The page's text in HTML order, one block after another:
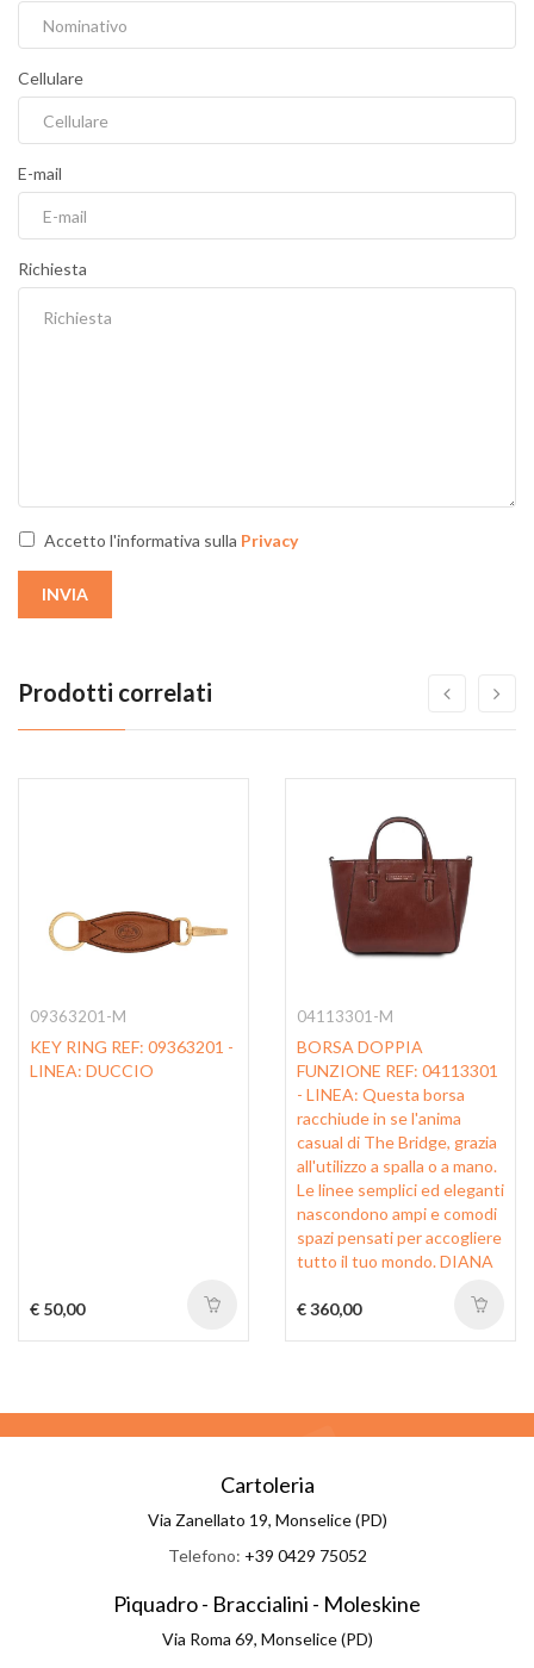
Cellulare
E-mail
Richiesta
Accetto l'informativa sulla Privacy
INVIA
Prodotti correlati
09363201-M
KEY RING REF: 09363201 -
LINEA: DUCCIO
€ 50,00
04113301-M
BORSA DOPPIA
FUNZIONE REF: 04113301
- LINEA: Questa borsa
racchiude in se l'anima
casual di The Bridge, grazia
all'utilizzo a spalla o a mano.
Le linee semplici ed eleganti
nascondono ampi e comodi
spazi pensati per accogliere
tutto il tuo mondo. DIANA
€ 360,00
Cartoleria
Via Zanellato 19, Monselice (PD)
Telefono: +39 0429 75052
Piquadro - Braccialini - Moleskine
Via Roma 69, Monselice (PD)